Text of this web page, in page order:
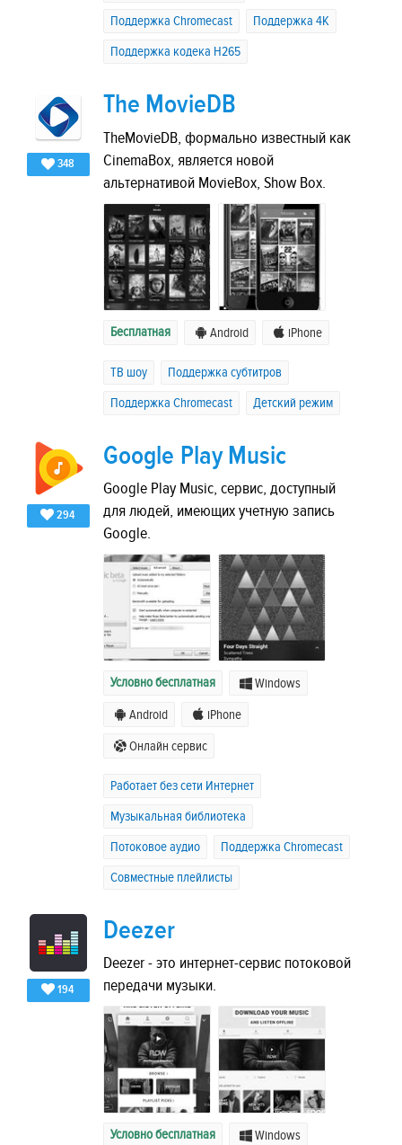
Поддержка Chromecast
Поддержка 4K
Поддержка кодека H265
348
The MovieDB
TheMovieDB, формально известный как
CinemaBox, является новой
альтернативой MovieBox, Show Box.
Бесплатная Android iPhone
ТВ шоу
Поддержка субтитров
Поддержка Chromecast
Детский режим
294
Google Play Music
Google Play Music, сервис, доступный
для людей, имеющих учетную запись
Google.
Условно бесплатная Windows
Android iPhone
Онлайн сервис
Работает без сети Интернет
Музыкальная библиотека
Потоковое аудио
Поддержка Chromecast
Совместные плейлисты
194
Deezer
Deezer - это интернет-сервис потоковой
передачи музыки.
Условно бесплатная Windows